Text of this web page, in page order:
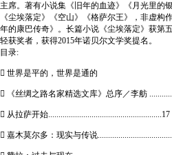
主席。著有小说集《旧年的血迹》《月光里的
《尘埃落定》《空山》《格萨尔王》，非虚构
年的康巴传奇》。长篇小说《尘埃落定》获第
轻获奖者，获得2015年诺贝尔文学奖提名。
目录:
 世界是平的，世界是通的
 《丝绸之路名家精选文库》总序／李舫
 从拉萨开始.......................................................17
 嘉木莫尔多：现实与传说